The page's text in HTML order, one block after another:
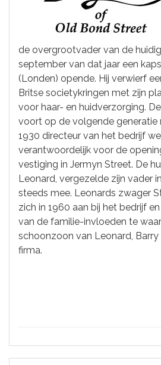
de overgrootvader van de
september van dat jaar een
(Londen) opende. Hij verwierf
Britse societykringen met zijn
voor haar- en huidverzorging.
voort op de volgende generatie
1930 directeur van het bedrijf
verantwoordelijk voor de
vestiging in Jermyn Street. De
Leonard, vergezelde zijn vader
steeds mee. Leonards zwager
zich in 1960 aan bij het bedrijf
van de familie-invloeden te
schoonzoon van Leonard, Barry
firma.